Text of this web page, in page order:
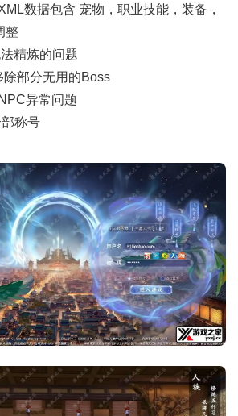
数据包含 宠物，职业技能，装备，
整
精炼的问题
除部分无用的Boss
异常问题
称号